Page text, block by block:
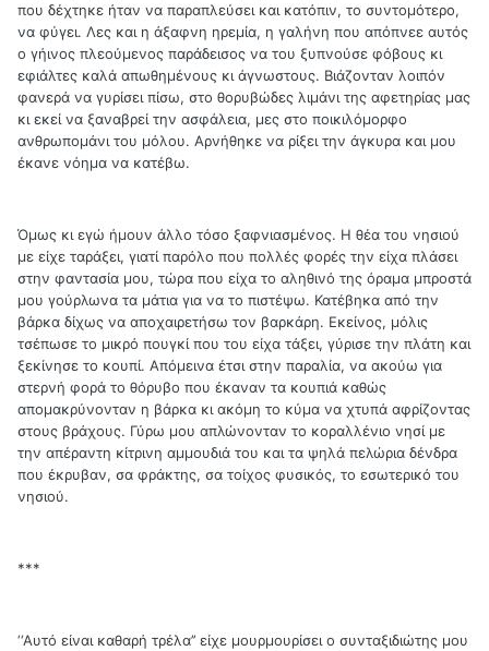
που δέχτηκε ήταν να παραπλεύσει και κατόπιν, το συντομότερο,
να φύγει. Λες και η άξαφνη ηρεμία, η γαλήνη που απόπνεε αυτός
ο γήινος πλεούμενος παράδεισος να του ξυπνούσε φόβους κι
εφιάλτες καλά απωθημένους κι άγνωστους. Βιάζονταν λοιπόν
φανερά να γυρίσει πίσω, στο θορυβώδες λιμάνι της αφετηρίας μας
κι εκεί να ξαναβρεί την ασφάλεια, μες στο ποικιλόμορφο
ανθρωπομάνι του μόλου. Αρνήθηκε να ρίξει την άγκυρα και μου
έκανε νόημα να κατέβω.
Όμως κι εγώ ήμουν άλλο τόσο ξαφνιασμένος. Η θέα του νησιού
με είχε ταράξει, γιατί παρόλο που πολλές φορές την είχα πλάσει
στην φαντασία μου, τώρα που είχα το αληθινό της όραμα μπροστά
μου γούρλωνα τα μάτια για να το πιστέψω. Κατέβηκα από την
βάρκα δίχως να αποχαιρετήσω τον βαρκάρη. Εκείνος, μόλις
τσέπωσε το μικρό πουγκί που του είχα τάξει, γύρισε την πλάτη και
ξεκίνησε το κουπί. Απόμεινα έτσι στην παραλία, να ακούω για
στερνή φορά το θόρυβο που έκαναν τα κουπιά καθώς
απομακρύνονταν η βάρκα κι ακόμη το κύμα να χτυπά αφρίζοντας
στους βράχους. Γύρω μου απλώνονταν το κοραλλένιο νησί με
την απέραντη κίτρινη αμμουδιά του και τα ψηλά πελώρια δένδρα
που έκρυβαν, σα φράκτης, σα τοίχος φυσικός, το εσωτερικό του
νησιού.
***
‘‘Αυτό είναι καθαρή τρέλα’’ είχε μουρμουρίσει ο συνταξιδιώτης μου